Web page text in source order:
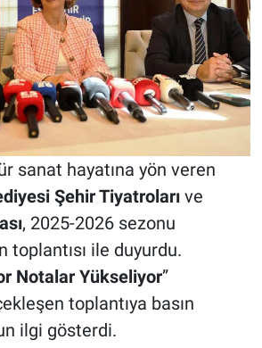
sanat hayatına yön veren
Şehir Tiyatrolarıve
, 2025-2026 sezonu
toplantısı ile duyurdu.
Notalar Yükseliyor”
toplantıya basın
ilgi gösterdi.